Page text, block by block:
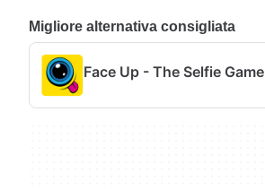
Migliore alternativa consigliata
Face Up - The Selfie Game